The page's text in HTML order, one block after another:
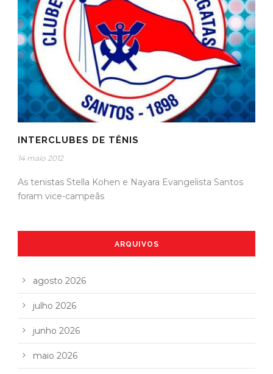
INTERCLUBES DE TÊNIS
14 maio 2012
As tenistas Stella Kohen e Nayara Evangelista Santos
foram vice-campeãs
ARQUIVOS
agosto 2026
julho 2026
junho 2026
maio 2026